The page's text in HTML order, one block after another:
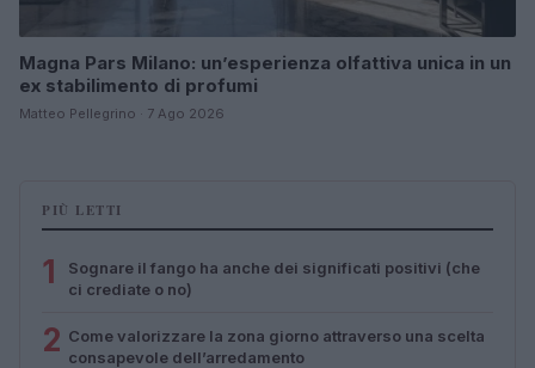
Magna Pars Milano: un’esperienza olfattiva unica in un
ex stabilimento di profumi
Matteo Pellegrino · 7 Ago 2026
PIÙ LETTI
1
Sognare il fango ha anche dei significati positivi (che
ci crediate o no)
2 Come valorizzare la zona giorno attraverso una scelta
consapevole dell’arredamento